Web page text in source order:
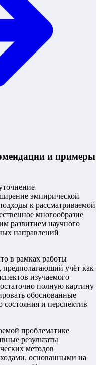
и примеры
эмпирической
к рассматриваемой
многообразие
развитием научного
направлений
в рамках работы
предполагающий учёт как
изучаемого
полную картину
обоснованные
и перспектив
проблематике
результаты
методов
основанными на